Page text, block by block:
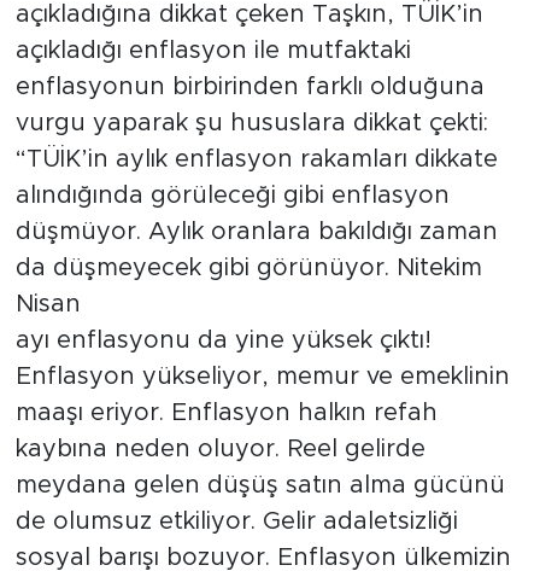
açıkladığına dikkat çeken Taşkın, TÜİK’in
açıkladığı enflasyon ile mutfaktaki
enflasyonun birbirinden farklı olduğuna
vurgu yaparak şu hususlara dikkat çekti:
“TÜİK’in aylık enflasyon rakamları dikkate
alındığında görüleceği gibi enflasyon
düşmüyor. Aylık oranlara bakıldığı zaman
da düşmeyecek gibi görünüyor. Nitekim
Nisan
ayı enflasyonu da yine yüksek çıktı!
Enflasyon yükseliyor, memur ve emeklinin
maaşı eriyor. Enflasyon halkın refah
kaybına neden oluyor. Reel gelirde
meydana gelen düşüş satın alma gücünü
de olumsuz etkiliyor. Gelir adaletsizliği
sosyal barışı bozuyor. Enflasyon ülkemizin